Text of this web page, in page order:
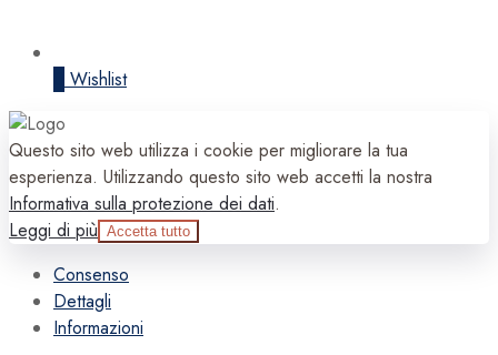
Wishlist
Questo sito web utilizza i cookie per migliorare la tua
esperienza. Utilizzando questo sito web accetti la nostra
Informativa sulla protezione dei dati.
Leggi di più Accetta tutto
Consenso
Dettagli
Informazioni